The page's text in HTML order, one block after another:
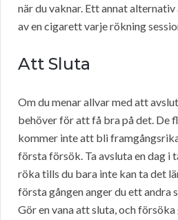
när du vaknar. Ett annat
av en cigarett varje rökning
Att Sluta
Om du menar allvar med att
behöver för att få bra på det. De
kommer inte att bli
första försök. Ta avsluta en dag i
röka tills du bara inte kan ta det
första gången anger du ett andra
Gör en vana att sluta, och